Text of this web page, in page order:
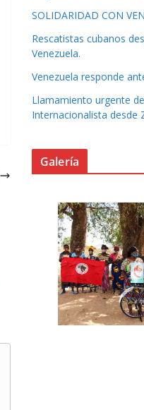
SOLIDARIDAD CON
Rescatistas cubanos
Venezuela.
Venezuela responde
Llamamiento urgente
Internacionalista desde
Galería